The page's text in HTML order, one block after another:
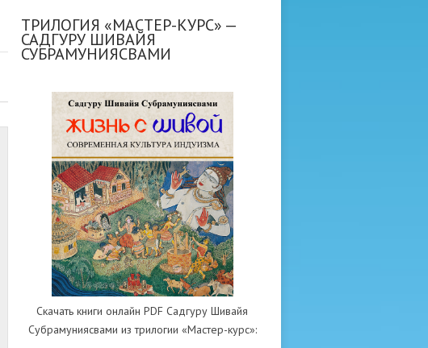
ТРИЛОГИЯ «МАСТЕР-КУРС» —
САДГУРУ ШИВАЙЯ
СУБРАМУНИЯСВАМИ
Скачать книги онлайн PDF Садгуру Шивайя
Субрамуниясвами из трилогии «Мастер-курс»: